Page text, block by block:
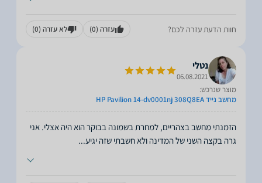
חוות הדעת עזרה לכם? עזרה (0) לא עזרה (0)
נטלי
06.08.2021
מוצר שנרכש:
מחשב נייד HP Pavilion 14-dv0001nj 308Q8EA
הזמנתי מחשב בצהריים, למחרת בשמונה בבוקר הוא היה אצלי. אני
גרה בקצה השני של המדינה ולא חשבתי שזה יגיע...